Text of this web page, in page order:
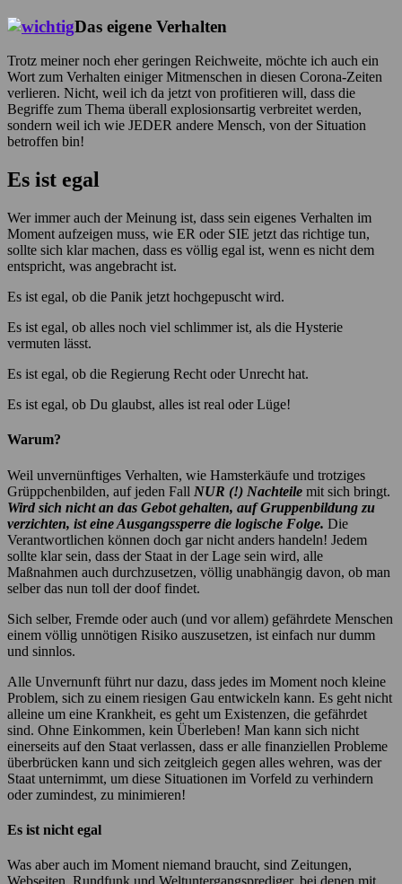
Das eigene Verhalten
Trotz meiner noch eher geringen Reichweite, möchte ich auch ein
Wort zum Verhalten einiger Mitmenschen in diesen Corona-Zeiten
verlieren. Nicht, weil ich da jetzt von profitieren will, dass die
Begriffe zum Thema überall explosionsartig verbreitet werden,
sondern weil ich wie JEDER andere Mensch, von der Situation
betroffen bin!
Es ist egal
Wer immer auch der Meinung ist, dass sein eigenes Verhalten im
Moment aufzeigen muss, wie ER oder SIE jetzt das richtige tun,
sollte sich klar machen, dass es völlig egal ist, wenn es nicht dem
entspricht, was angebracht ist.
Es ist egal, ob die Panik jetzt hochgepuscht wird.
Es ist egal, ob alles noch viel schlimmer ist, als die Hysterie
vermuten lässt.
Es ist egal, ob die Regierung Recht oder Unrecht hat.
Es ist egal, ob Du glaubst, alles ist real oder Lüge!
Warum?
Weil unvernünftiges Verhalten, wie Hamsterkäufe und trotziges
Grüppchenbilden, auf jeden Fall NUR (!) Nachteile mit sich bringt.
Wird sich nicht an das Gebot gehalten, auf Gruppenbildung zu
verzichten, ist eine Ausgangssperre die logische Folge. Die
Verantwortlichen können doch gar nicht anders handeln! Jedem
sollte klar sein, dass der Staat in der Lage sein wird, alle
Maßnahmen auch durchzusetzen, völlig unabhängig davon, ob man
selber das nun toll der doof findet.
Sich selber, Fremde oder auch (und vor allem) gefährdete Menschen
einem völlig unnötigen Risiko auszusetzen, ist einfach nur dumm
und sinnlos.
Alle Unvernunft führt nur dazu, dass jedes im Moment noch kleine
Problem, sich zu einem riesigen Gau entwickeln kann. Es geht nicht
alleine um eine Krankheit, es geht um Existenzen, die gefährdet
sind. Ohne Einkommen, kein Überleben! Man kann sich nicht
einerseits auf den Staat verlassen, dass er alle finanziellen Probleme
überbrücken kann und sich zeitgleich gegen alles wehren, was der
Staat unternimmt, um diese Situationen im Vorfeld zu verhindern
oder zumindest, zu minimieren!
Es ist nicht egal
Was aber auch im Moment niemand braucht, sind Zeitungen,